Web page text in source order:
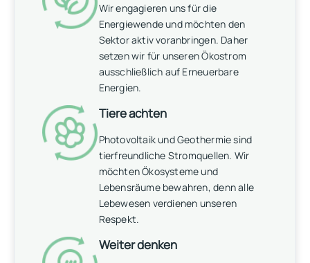
Wir engagieren uns für die
Energiewende und möchten den
Sektor aktiv voranbringen. Daher
setzen wir für unseren Ökostrom
ausschließlich auf Erneuerbare
Energien.
Tiere achten
Photovoltaik und Geothermie sind
tierfreundliche Stromquellen. Wir
möchten Ökosysteme und
Lebensräume bewahren, denn alle
Lebewesen verdienen unseren
Respekt.
Weiter denken